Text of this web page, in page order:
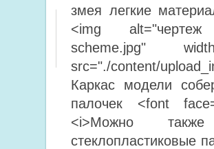
змея легкие
<img alt="чертеж
scheme.jpg"
src="./content/
Каркас модели
палочек <font
<i>Можно
стеклопластиковые